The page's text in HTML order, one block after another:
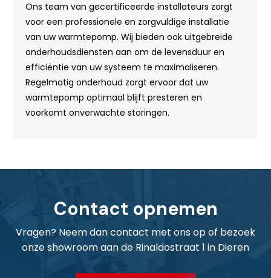
Ons team van gecertificeerde installateurs zorgt
voor een professionele en zorgvuldige installatie
van uw warmtepomp. Wij bieden ook uitgebreide
onderhoudsdiensten aan om de levensduur en
efficiëntie van uw systeem te maximaliseren.
Regelmatig onderhoud zorgt ervoor dat uw
warmtepomp optimaal blijft presteren en
voorkomt onverwachte storingen.
Contact opnemen
Vragen? Neem dan contact met ons op of bezoek
onze showroom aan de Rinaldostraat 1 in Dieren